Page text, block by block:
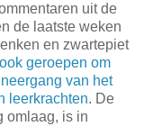
uit de
de laatste weken
en zwartepiet
geroepen om
van het
leerkrachten. De
omlaag, is in